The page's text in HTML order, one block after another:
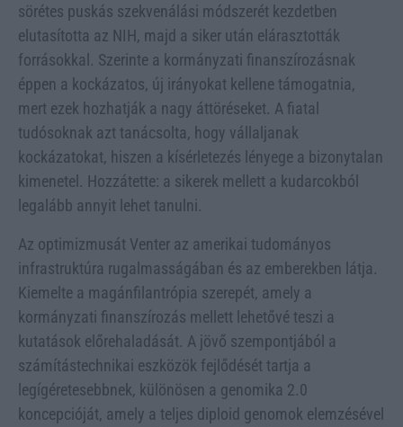
sörétes puskás szekvenálási módszerét kezdetben
elutasította az NIH, majd a siker után elárasztották
forrásokkal. Szerinte a kormányzati finanszírozásnak
éppen a kockázatos, új irányokat kellene támogatnia,
mert ezek hozhatják a nagy áttöréseket. A fiatal
tudósoknak azt tanácsolta, hogy vállaljanak
kockázatokat, hiszen a kísérletezés lényege a bizonytalan
kimenetel. Hozzátette: a sikerek mellett a kudarcokból
legalább annyit lehet tanulni.
Az optimizmusát Venter az amerikai tudományos
infrastruktúra rugalmasságában és az emberekben látja.
Kiemelte a magánfilantrópia szerepét, amely a
kormányzati finanszírozás mellett lehetővé teszi a
kutatások előrehaladását. A jövő szempontjából a
számítástechnikai eszközök fejlődését tartja a
legígéretesebbnek, különösen a genomika 2.0
koncepcióját, amely a teljes diploid genomok elemzésével